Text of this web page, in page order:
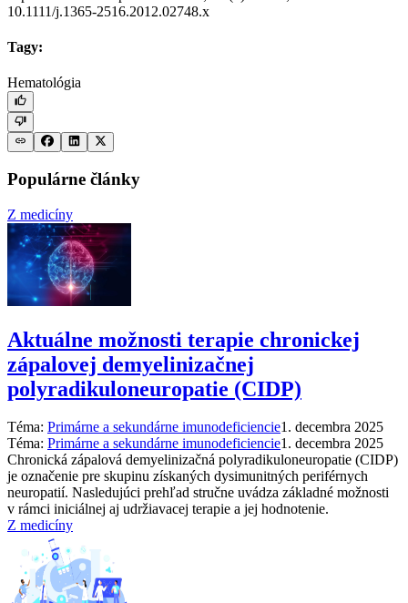
10.1111/j.1365-2516.2012.02748.x
Tagy:
Hematológia
Populárne články
Z medicíny
Aktuálne možnosti terapie chronickej
zápalovej demyelinizačnej
polyradikuloneuropatie (CIDP)
Téma: Primárne a sekundárne imunodeficiencie1. decembra 2025
Téma: Primárne a sekundárne imunodeficiencie1. decembra 2025
Chronická zápalová demyelinizačná polyradikuloneuropatie (CIDP)
je označenie pre skupinu získaných dysimunitných periférnych
neuropatií. Nasledujúci prehľad stručne uvádza základné možnosti
v rámci iniciálnej aj udržiavacej terapie a jej hodnotenie.
Z medicíny